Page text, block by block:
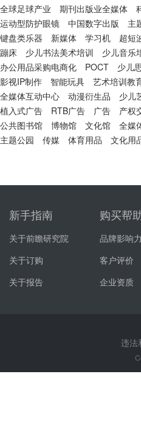
全球足球产业 期刊出版业全媒体
运动型防护眼镜
中国数字出版 主
键盘类乐器
新媒体 学习机 超短
蹦床
少儿书法美术培训 少儿音乐
办公用品采购电商化
POCT 少儿
影视IP制作
智能玩具 艺术培训教
全媒体互动中心
动漫衍生品 少儿
植入式广告
RTB广告 广告 产权
公共图书馆
博物馆 文化馆 全媒
主题公园
传媒 体育用品 文化用
新手指南
关于前瞻研究院
关于订购
关于报告
购买帮
品牌影响力
客户评价
企业资质
违